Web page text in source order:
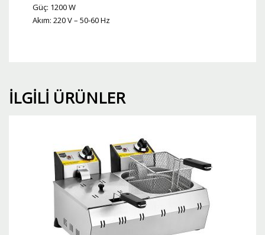
Güç: 1200 W
Akım: 220 V – 50-60 Hz
İLGILI ÜRÜNLER